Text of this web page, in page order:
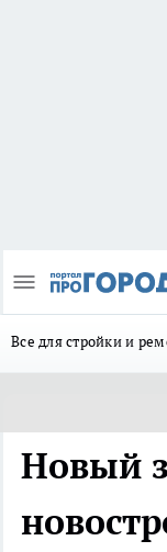
Все для стройки и
Новый